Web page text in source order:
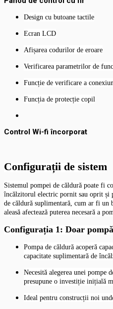
Design cu butoane tactile
Ecran LCD
Afișarea codurilor de eroare
Verificarea parametrilor de
Funcție de verificare a
Funcția de protecție copil
Control Wi-fi încorporat
Configurații de sistem
Sistemul pompei de căldură poate fi
încălzitorul electric pornit sau oprit și
de căldură suplimentară, cum ar fi un
aleasă afectează puterea necesară a
Configurația 1: Doar
Pompa de căldură acoperă
capacitate suplimentară de
Necesită alegerea unei pompe
presupune o investiție inițială
Ideal pentru construcții noi